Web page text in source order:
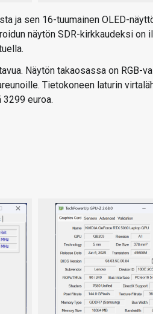
ja sen 16-tuumainen OLED-
näytön SDR-kirkkaudeksi on
Näytön takaosassa on RGB-
Tietokoneen laturin
euroa.